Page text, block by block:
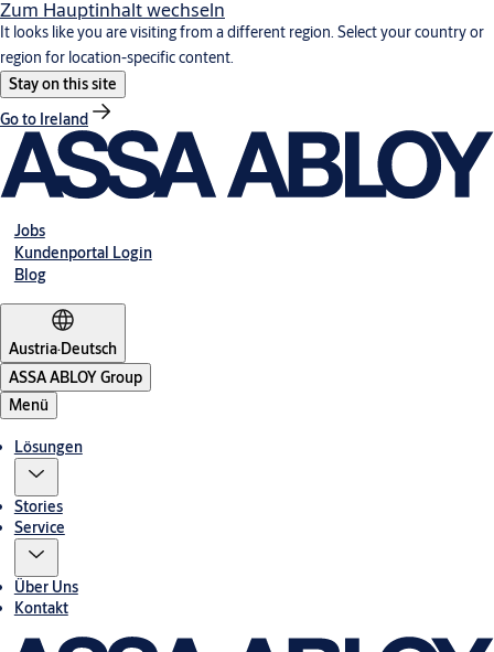
Zum Hauptinhalt wechseln
It looks like you are visiting from a different region. Select your country or
region for location-specific content.
Stay on this site
Go to Ireland
Jobs
Kundenportal Login
Blog
Austria·Deutsch
ASSA ABLOY Group
Menü
Lösungen
Stories
Service
Über Uns
Kontakt